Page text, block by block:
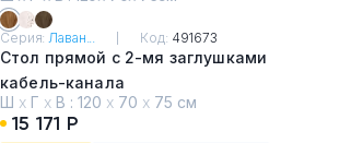
Серия:Лаван... Код: 491673
Стол прямой с 2-мя заглушками
кабель-канала
Таксония медовая
Ш х Г х В : 120 х 70 х 75 см
15 171 Р